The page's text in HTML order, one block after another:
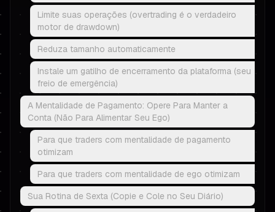
Limite suas operações (overtrading é o verdadeiro
motor de drawdown)
Reduza tamanho automaticamente
Instale um gatilho de encerramento da plataforma (seu
freio de emergência)
A Mentalidade de Pagamento: Opere Para Manter a
Conta (Não Para Alimentar Seu Ego)
Para que traders com mentalidade de pagamento
otimizam
Para que traders com mentalidade de ego otimizam
Sua Rotina de Sexta (Copie e Cole no Seu Diário)